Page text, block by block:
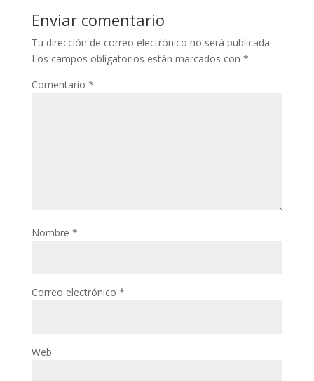
Enviar comentario
Tu dirección de correo electrónico no será publicada.
Los campos obligatorios están marcados con *
Comentario *
Nombre *
Correo electrónico *
Web